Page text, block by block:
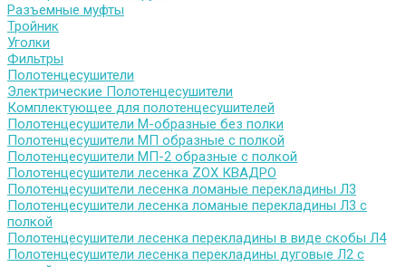
Разъемные муфты
Тройник
Уголки
Фильтры
Полотенцесушители
Электрические Полотенцесушители
Комплектующее для полотенцесушителей
Полотенцесушители М-образные без полки
Полотенцесушители МП образные с полкой
Полотенцесушители МП-2 образные с полкой
Полотенцесушители лесенка ZOX КВАДРО
Полотенцесушители лесенка ломаные перекладины Л3
Полотенцесушители лесенка ломаные перекладины Л3 с
полкой
Полотенцесушители лесенка перекладины в виде скобы Л4
Полотенцесушители лесенка перекладины дуговые Л2 с